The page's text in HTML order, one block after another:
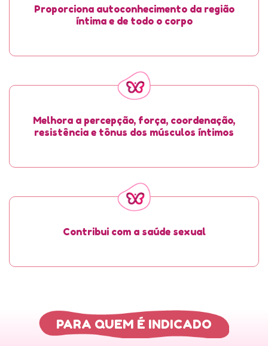
Proporciona autoconhecimento da região
íntima e de todo o corpo
Melhora a percepção, força, coordenação,
resistência e tônus dos músculos íntimos
Contribui com a saúde sexual
PARA QUEM É INDICADO